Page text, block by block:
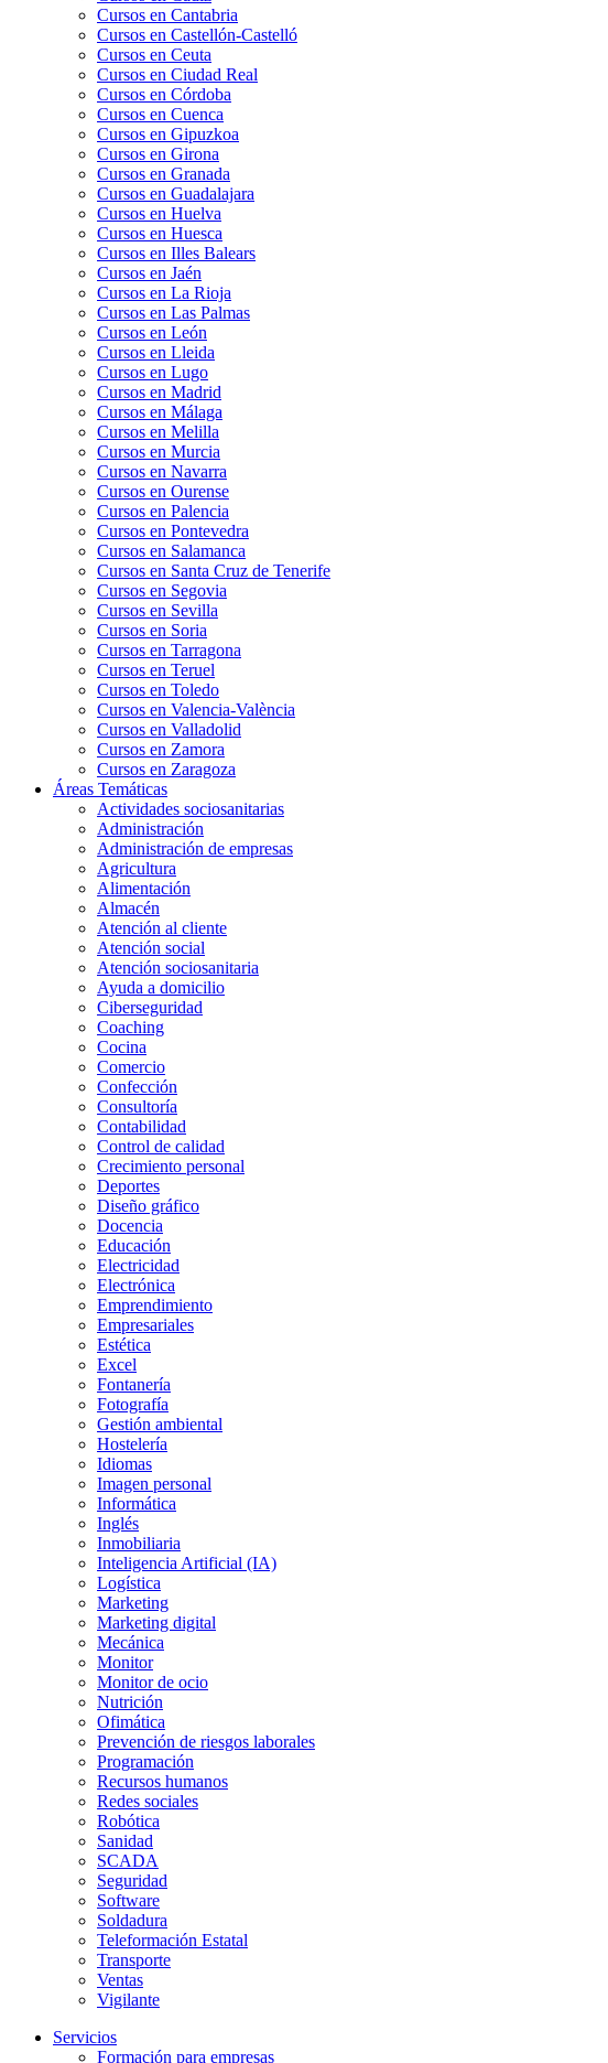
Cursos en Cantabria
Cursos en Castellón-Castelló
Cursos en Ceuta
Cursos en Ciudad Real
Cursos en Córdoba
Cursos en Cuenca
Cursos en Gipuzkoa
Cursos en Girona
Cursos en Granada
Cursos en Guadalajara
Cursos en Huelva
Cursos en Huesca
Cursos en Illes Balears
Cursos en Jaén
Cursos en La Rioja
Cursos en Las Palmas
Cursos en León
Cursos en Lleida
Cursos en Lugo
Cursos en Madrid
Cursos en Málaga
Cursos en Melilla
Cursos en Murcia
Cursos en Navarra
Cursos en Ourense
Cursos en Palencia
Cursos en Pontevedra
Cursos en Salamanca
Cursos en Santa Cruz de Tenerife
Cursos en Segovia
Cursos en Sevilla
Cursos en Soria
Cursos en Tarragona
Cursos en Teruel
Cursos en Toledo
Cursos en Valencia-València
Cursos en Valladolid
Cursos en Zamora
Cursos en Zaragoza
Áreas Temáticas
Actividades sociosanitarias
Administración
Administración de empresas
Agricultura
Alimentación
Almacén
Atención al cliente
Atención social
Atención sociosanitaria
Ayuda a domicilio
Ciberseguridad
Coaching
Cocina
Comercio
Confección
Consultoría
Contabilidad
Control de calidad
Crecimiento personal
Deportes
Diseño gráfico
Docencia
Educación
Electricidad
Electrónica
Emprendimiento
Empresariales
Estética
Excel
Fontanería
Fotografía
Gestión ambiental
Hostelería
Idiomas
Imagen personal
Informática
Inglés
Inmobiliaria
Inteligencia Artificial (IA)
Logística
Marketing
Marketing digital
Mecánica
Monitor
Monitor de ocio
Nutrición
Ofimática
Prevención de riesgos laborales
Programación
Recursos humanos
Redes sociales
Robótica
Sanidad
SCADA
Seguridad
Software
Soldadura
Teleformación Estatal
Transporte
Ventas
Vigilante
Servicios
Formación para empresas